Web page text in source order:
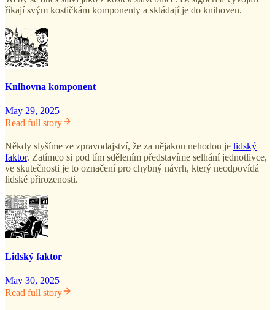
říkají svým kostičkám komponenty a skládají je do knihoven.
Knihovna komponent
May 29, 2025
Read full story
Někdy slyšíme ze zpravodajství, že za nějakou nehodou je lidský
faktor. Zatímco si pod tím sdělením představíme selhání jednotlivce,
ve skutečnosti je to označení pro chybný návrh, který neodpovídá
lidské přirozenosti.
Lidský faktor
May 30, 2025
Read full story